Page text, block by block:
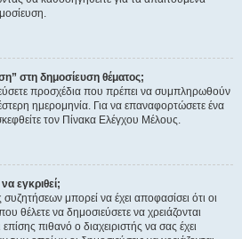
στη δημοσίευση θέματος;
προσχέδια που πρέπει να συμπληρωθούν
ημερομηνία. Για να επαναφορτώσετε ένα
τον Πίνακα Ελέγχου Μέλους.
εγκριθεί;
μπορεί να έχει αποφασίσει ότι οι
θέλετε να δημοσιεύσετε να χρειάζονται
πιθανό ο διαχειριστής να σας έχει